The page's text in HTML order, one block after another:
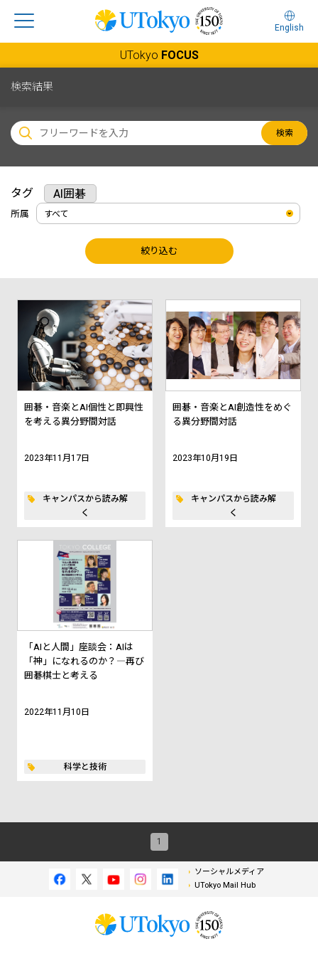
English
UTokyo FOCUS
検索結果
検索
タグ AI囲碁
所属
絞り込む
囲碁・音楽とAI――個性と即興性
を考える異分野間対話
2023年11月17日
キャンパスから読み解
く
囲碁・音楽とAI――創造性をめぐ
る異分野間対話
2023年10月19日
キャンパスから読み解
く
「AIと人間」座談会：AIは
「神」になれるのか？―再び
囲碁棋士と考える
2022年11月10日
科学と技術
1
ソーシャルメディア
UTokyo Mail Hub